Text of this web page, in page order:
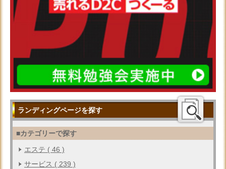
ランディングページを探す
■カテゴリーで探す
エステ ( 46 )
サービス ( 239 )